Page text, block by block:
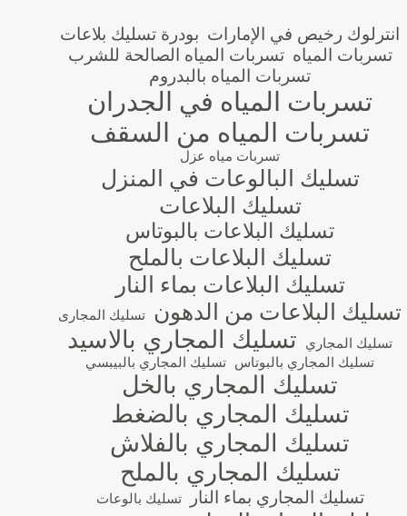
انترلوك رخيص في الإمارات بودرة تسليك بلاعات
تسربات المياه تسربات المياه الصالحة للشرب
تسربات المياه بالبدروم
تسربات المياه في الجدران
تسربات المياه من السقف
تسربات مياه عزل
تسليك البالوعات في المنزل
تسليك البلاعات
تسليك البلاعات بالبوتاس
تسليك البلاعات بالملح
تسليك البلاعات بماء النار
تسليك البلاعات من الدهون تسليك المجارى
تسليك المجاري
تسليك المجاري بالاسيد
تسليك المجاري بالبوتاس تسليك المجاري بالبيبسي
تسليك المجاري بالخل
تسليك المجاري بالضغط
تسليك المجاري بالفلاش
تسليك المجاري بالملح
تسليك المجاري بماء النار تسليك بالوعات